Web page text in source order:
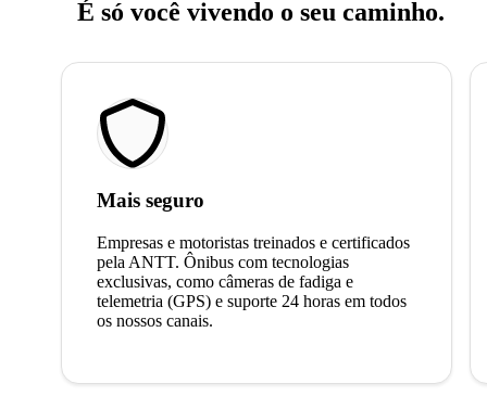
É só você vivendo o seu caminho.
Mais seguro
Empresas e motoristas treinados e certificados
pela ANTT. Ônibus com tecnologias
exclusivas, como câmeras de fadiga e
telemetria (GPS) e suporte 24 horas em todos
os nossos canais.